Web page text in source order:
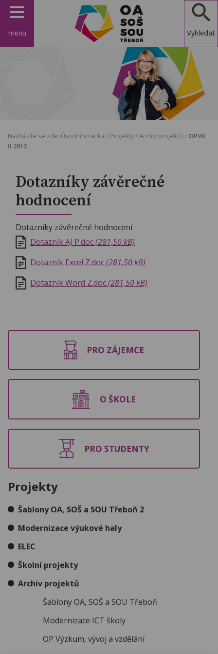
OA, SOŠ a
SOU
Třeboň
menu Vyhledat
Nacházíte se zde: Úvodní stránka / Projekty/ Archiv projektů / OPVK
II 2012
Dotazníky závěrečné
hodnocení
Dotazníky závěrečné hodnocení
Dotazník AJ P.doc(281,50 kB)
Dotazník Excel Z.doc(281,50 kB)
Dotazník Word Z.doc(281,50 kB)
PRO ZÁJEMCE
O ŠKOLE
PRO STUDENTY
Projekty
Šablony OA, SOŠ a SOU Třeboň 2
Modernizace výukové haly
ELEC
Školní projekty
Archiv projektů
Šablony OA, SOŠ a SOU Třeboň
Modernizace ICT školy
OP Výzkum, vývoj a vzdělání